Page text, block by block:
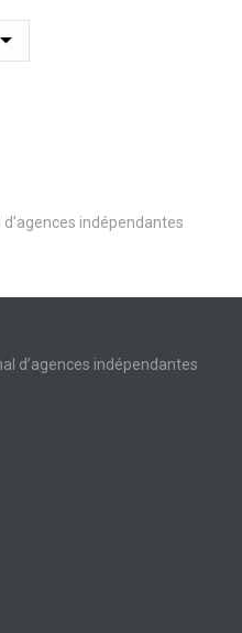
indépendantes
d’agences indépendantes